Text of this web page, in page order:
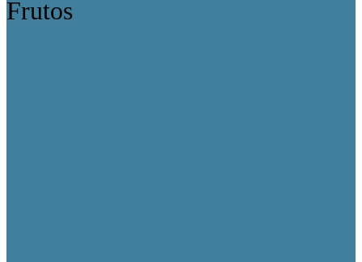
Frutos